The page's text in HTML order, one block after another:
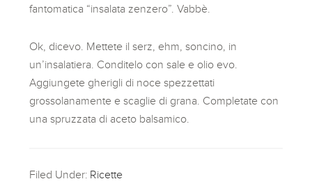
fantomatica “insalata zenzero”. Vabbè.
Ok, dicevo. Mettete il serz, ehm, soncino, in
un’insalatiera. Conditelo con sale e olio evo.
Aggiungete gherigli di noce spezzettati
grossolanamente e scaglie di grana. Completate con
una spruzzata di aceto balsamico.
Filed Under: Ricette